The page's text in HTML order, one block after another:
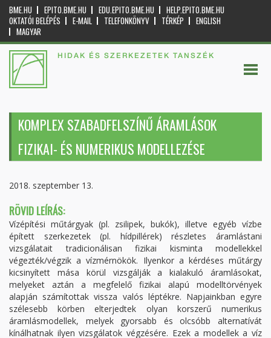
BME.HU EPITO.BME.HU EDU.EPITO.BME.HU
HELP.EPITO.BME.HU
OKTATÓI BELÉPÉS
E-MAIL TELEFONKÖNYV TÉRKÉP
ENGLISH
MAGYAR
HIDAK ÉS SZERKEZETEK TANSZÉK
KOMPLEX SZABADFELSZÍNŰ ÁRAMLÁSOK
FIZIKAI- ÉS NUMERIKUS MODELLEZÉSE
2018. szeptember 13.
RÖVID LEÍRÁS:
Vízépítési műtárgyak (pl. zsilipek, bukók), illetve egyéb vízbe
épített szerkezetek (pl. hídpillérek) részletes áramlástani
vizsgálatait tradicionálisan fizikai kisminta modellekkel
végezték/végzik a vízmérnökök. Ilyenkor a kérdéses műtárgy
kicsinyített mása körül vizsgálják a kialakuló áramlásokat,
melyeket aztán a megfelelő fizikai alapú modelltörvények
alapján számítottak vissza valós léptékre. Napjainkban egyre
szélesebb körben elterjedtek olyan korszerű numerikus
áramlásmodellek, melyek gyorsabb és olcsóbb alternatívát
kínálhatnak ilyen vizsgálatok végzésére. Ezek a modellek a víz